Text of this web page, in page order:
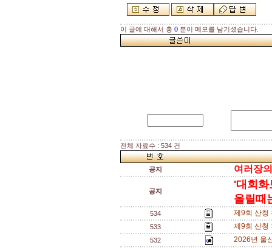
이 글에 대해서 총 0 분이 메모를 남기셨습니다.
전체 자료수 : 534 건
공지 여러장
공지
'대회화
올릴때
534 제9회 산청
533 제9회 산청
532 2026년 울